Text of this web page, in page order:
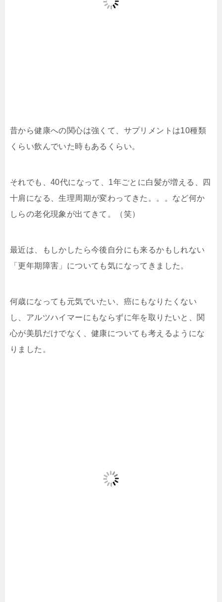
昔から健康への関心は強くて、サプリメントは10種類
くらい飲んでいた時もあるくらい。
それでも、40代になって、1年ごとに白髪が増える、四
十肩になる、生理周期が変わってきた。。。など何か
しらの老化現象が出てきて。（笑）
最近は、もしかしたら今後自分にも来るかもしれない
「更年期障害」についても気になってきました。
何歳になっても元気でいたい、癌にもなりたくない
し、アルツハイマーにもならずに年を取りたいと、関
心が美肌だけでなく、健康についても考えるようにな
りました。